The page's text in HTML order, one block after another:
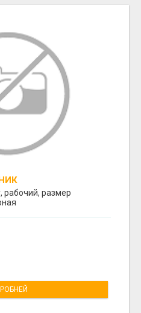
рабочий, размер